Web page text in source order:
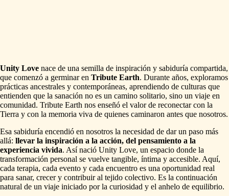
Unity Love nace de una semilla de inspiración y sabiduría compartida,
que comenzó a germinar en Tribute Earth. Durante años, exploramos
prácticas ancestrales y contemporáneas, aprendiendo de culturas que
entienden que la sanación no es un camino solitario, sino un viaje en
comunidad. Tribute Earth nos enseñó el valor de reconectar con la
Tierra y con la memoria viva de quienes caminaron antes que nosotros.
Esa sabiduría encendió en nosotros la necesidad de dar un paso más
allá: llevar la inspiración a la acción, del pensamiento a la
experiencia vivida. Así nació Unity Love, un espacio donde la
transformación personal se vuelve tangible, íntima y accesible. Aquí,
cada terapia, cada evento y cada encuentro es una oportunidad real
para sanar, crecer y contribuir al tejido colectivo. Es la continuación
natural de un viaje iniciado por la curiosidad y el anhelo de equilibrio.